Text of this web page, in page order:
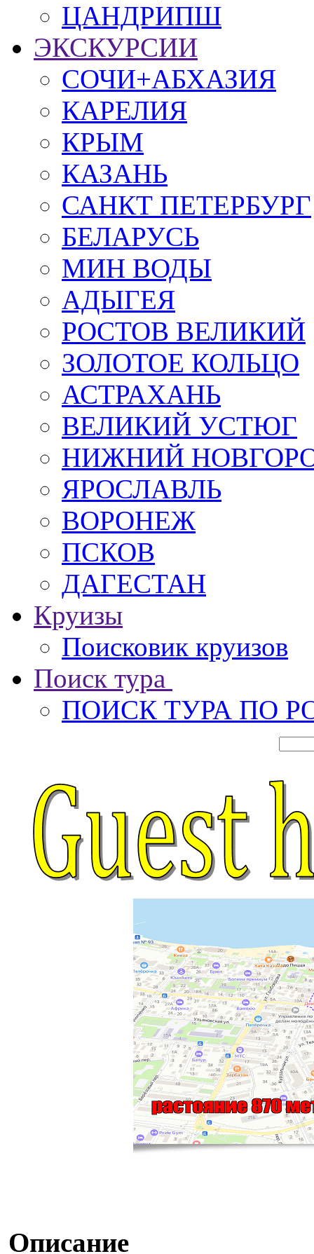
ЦАНДРИПШ
ЭКСКУРСИИ
СОЧИ+АБХАЗИЯ
КАРЕЛИЯ
КРЫМ
КАЗАНЬ
САНКТ ПЕТЕРБУРГ
БЕЛАРУСЬ
МИН ВОДЫ
АДЫГЕЯ
РОСТОВ ВЕЛИКИЙ
ЗОЛОТОЕ КОЛЬЦО
АСТРАХАНЬ
ВЕЛИКИЙ УСТЮГ
НИЖНИЙ
ЯРОСЛАВЛЬ
ВОРОНЕЖ
ПСКОВ
ДАГЕСТАН
Круизы
Поисковик круизов
Поиск тура
ПОИСК ТУРА ПО
Описание